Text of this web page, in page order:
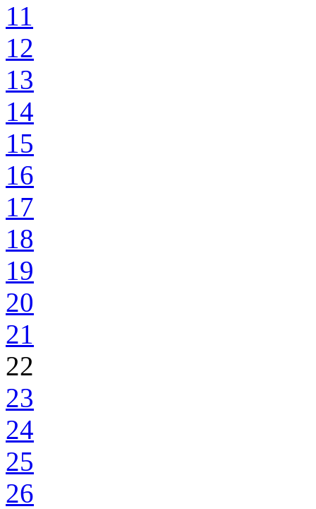
11
12
13
14
15
16
17
18
19
20
21
22
23
24
25
26